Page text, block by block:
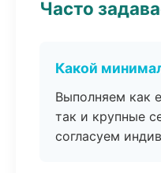
Часто
Какой
Выполняем как
так и крупные
согласуем